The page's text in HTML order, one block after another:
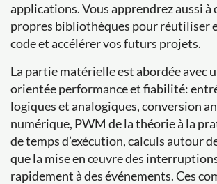
applications. Vous apprendrez aussi à
propres bibliothèques pour réutiliser
code et accélérer vos futurs projets.
La partie matérielle est abordée avec
orientée performance et fiabilité:
logiques et analogiques, conversion
numérique, PWM de la théorie à la
de temps d’exécution, calculs autour
que la mise en œuvre des
rapidement à des événements. Ces